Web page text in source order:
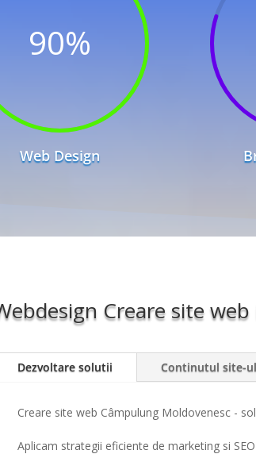
90%
Web Design
Creare site
Dezvoltare solutii Continutul site-
Creare site web Câmpulung Moldovenesc -
Aplicam strategii eficiente de marketing si